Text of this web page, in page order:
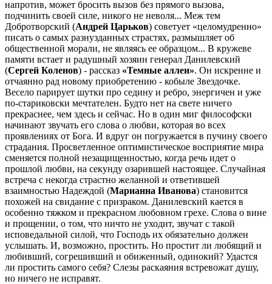
напротив, может бросить вызов без прямого вызова,
подчинить своей силе, никого не неволя... Меж тем
Добротворский (Андрей Царьков) советует «целомудренно»
писать о самых разнузданных страстях, размышляет об
общественной морали, не являясь ее образцом... В кружеве
памяти встает и радушный хозяин генерал Данилевский
(Сергей Коленов) - рассказ «Темные аллеи». Он искренне и
отчаянно рад новому приобретению - кобыле Звездочке.
Весело парирует шутки про седину и ребро, энергичен и уже
по-стариковски мечтателен. Будто нет на свете ничего
прекраснее, чем здесь и сейчас. Но в один миг философски
начинают звучать его слова о любви, которая во всех
проявлениях от Бога. И вдруг он погружается в пучину своего
страдания. Просветленное оптимистическое восприятие мира
сменяется полной незащищенностью, когда речь идет о
прошлой любви, на секунду озарившей настоящее. Случайная
встреча с некогда страстно желанной и ответившей
взаимностью Надеждой (Марианна Иванова) становится
похожей на свидание с призраком. Данилевский кается в
особенно тяжком и прекрасном любовном грехе. Слова о вине
и прощении, о том, что ничто не уходит, звучат с такой
исповедальной силой, что Господь их обязательно должен
услышать. И, возможно, простить. Но простит ли любящий и
любивший, согрешивший и обиженный, одинокий? Удастся
ли простить самого себя? Слезы раскаяния встревожат душу,
но ничего не исправят.